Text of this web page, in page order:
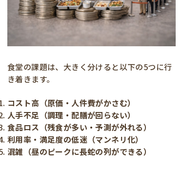
食堂の課題は、大きく分けると以下の5つに行
き着きます。
コスト高（原価・人件費がかさむ）
人手不足（調理・配膳が回らない）
食品ロス（残食が多い・予測が外れる）
利用率・満足度の低迷（マンネリ化）
混雑（昼のピークに長蛇の列ができる）